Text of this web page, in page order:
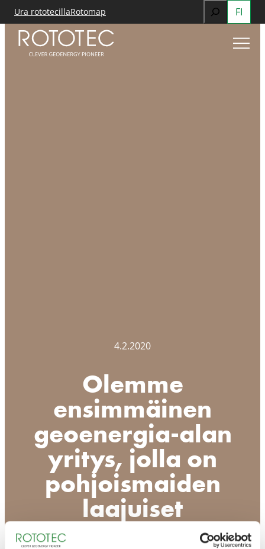
Siirry
sisältöön
Ura rototecillaRotomap
Search
FI
4.2.2020
Olemme
ensimmäinen
geoenergia-alan
yritys, jolla on
pohjoismaiden
laajuiset
sertifioinnit